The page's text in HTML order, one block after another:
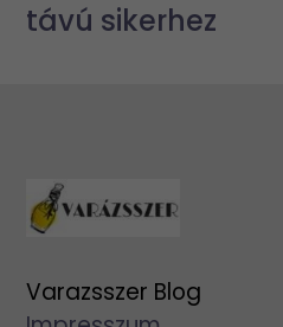
távú sikerhez
Varazsszer Blog